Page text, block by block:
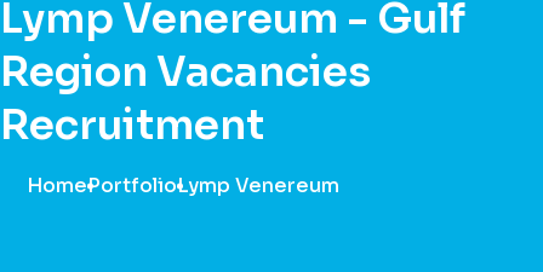
Lymp Venereum - Gulf
Region Vacancies
Recruitment
HomePortfolioLymp Venereum